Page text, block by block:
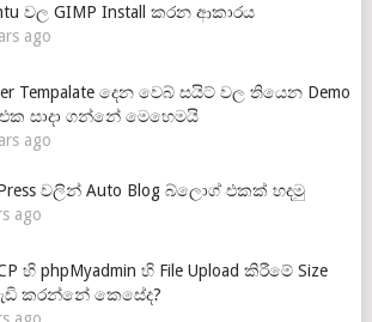
වල GIMP Install කරන ආකාරය
ago
Tempalate දෙන වෙබ් සයිට් වල තියෙන Demo
එක සාදා ගන්නේ මෙහෙමයි
ago
වලින් Auto Blog බ්ලොග් එකක් හදමු
ago
හි phpMyadmin හි File Upload කිරීමේ Size
කරන්නේ කෙසේද?
ago